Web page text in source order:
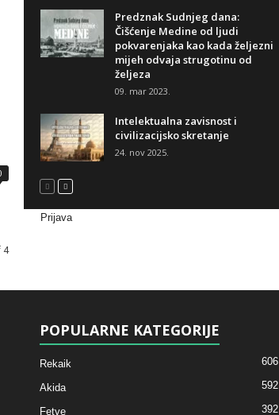
4
Predznak Sudnjeg dana:
Čišćenje Medine od ljudi
pokvarenjaka kao kada željezni
mijeh odvaja strugotinu od
željeza
09. mar 2023.
Intelektualna zavisnost i
civilizacijsko skretanje
24. nov 2025.
Prijava
POPULARNE KATEGORIJE
Rekaik 606
Akida 592
Fetve 392